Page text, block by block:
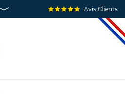
Avis Clients